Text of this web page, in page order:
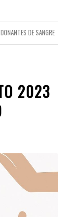
DONANTES DE SANGRE
2023